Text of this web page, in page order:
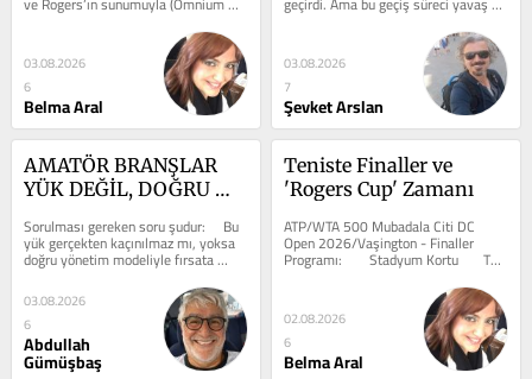
Banque Nationale présenté par
03.08.2026
6
Belma Aral
oldu. Öngörülebildi. Mecralar kendi...
03.08.2026
7
Şevket Arslan
AMATÖR BRANŞLAR
YÜK DEĞİL, DOĞRU
GELECEĞE YATIRIMDIR
Sorulması gereken soru şudur: 	Bu
yük gerçekten kaçınılmaz mı, yoksa
doğru yönetim modeliyle fırsata
dönüştürülebilir mi? ...
03.08.2026
6
Abdullah
Gümüşbaş
Teniste Finaller ve
'Rogers Cup' Zamanı
ATP/WTA 500 Mubadala Citi DC
Open 2026/Vaşington - Finaller
Programı: 	Stadyum Kortu 	TSİ
19.00 | Tek Kadınlar Finali 	Jessica
02.08.2026
6
Belma Aral